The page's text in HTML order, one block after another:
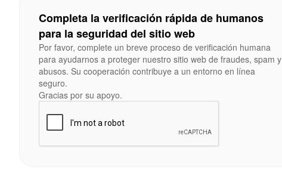
Completa la verificación rápida de humanos
para la seguridad del sitio web
Por favor, complete un breve proceso de verificación humana
para ayudarnos a proteger nuestro sitio web de fraudes, spam y
abusos. Su cooperación contribuye a un entorno en línea
seguro.
Gracias por su apoyo.